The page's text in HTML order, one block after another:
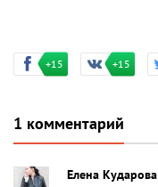
+15 +15
1 комментарий
Елена Кударова